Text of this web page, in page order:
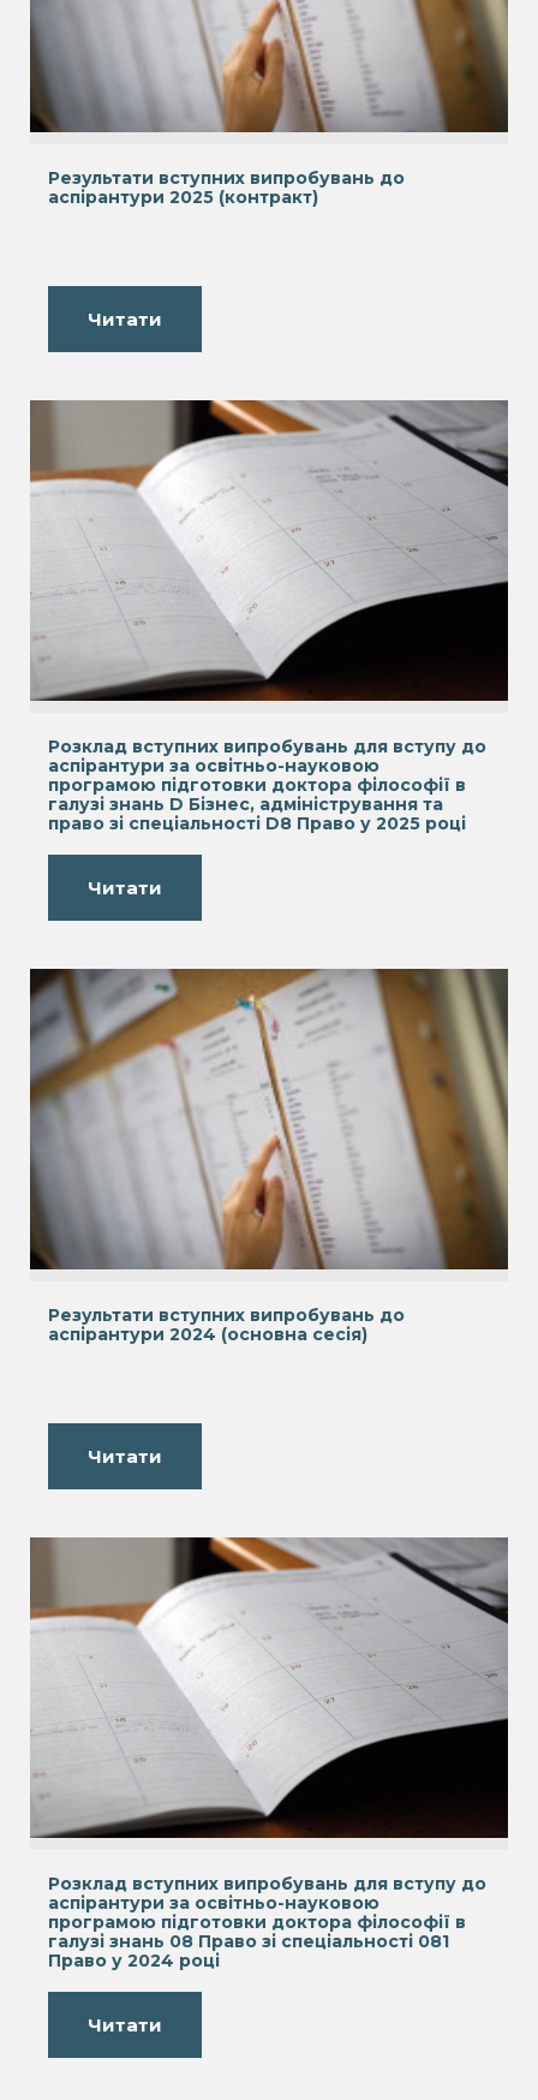
Результати вступних випробувань до
аспірантури 2025 (контракт)
Читати
Розклад вступних випробувань для вступу до
аспірантури за освітньо-науковою
програмою підготовки доктора філософії в
галузі знань D Бізнес, адміністрування та
право зі спеціальності D8 Право у 2025 році
Читати
Результати вступних випробувань до
аспірантури 2024 (основна сесія)
Читати
Розклад вступних випробувань для вступу до
аспірантури за освітньо-науковою
програмою підготовки доктора філософії в
галузі знань 08 Право зі спеціальності 081
Право у 2024 році
Читати